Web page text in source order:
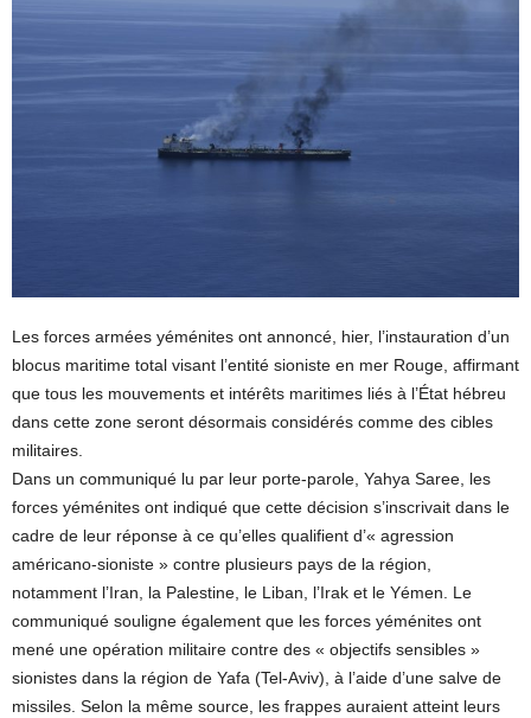
Les forces armées yéménites ont annoncé, hier, l’instauration d’un
blocus maritime total visant l’entité sioniste en mer Rouge, affirmant
que tous les mouvements et intérêts maritimes liés à l’État hébreu
dans cette zone seront désormais considérés comme des cibles
militaires.
Dans un communiqué lu par leur porte-parole, Yahya Saree, les
forces yéménites ont indiqué que cette décision s’inscrivait dans le
cadre de leur réponse à ce qu’elles qualifient d’« agression
américano-sioniste » contre plusieurs pays de la région,
notamment l’Iran, la Palestine, le Liban, l’Irak et le Yémen. Le
communiqué souligne également que les forces yéménites ont
mené une opération militaire contre des « objectifs sensibles »
sionistes dans la région de Yafa (Tel-Aviv), à l’aide d’une salve de
missiles. Selon la même source, les frappes auraient atteint leurs